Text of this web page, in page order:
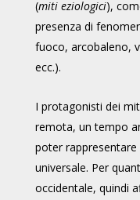
(miti eziologici),
presenza di
fuoco, arcobaleno,
ecc.).
I protagonisti dei
remota, un tempo
poter rappresentare
universale. Per
occidentale, quindi